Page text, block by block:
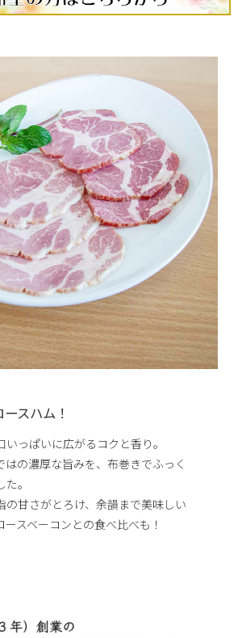
スハム！
いっぱいに広がるコクと香り。
はの濃厚な旨みを、布巻きでふっく
。
の甘さがとろけ、余韻まで美味しい
ースベーコンとの食べ比べも！